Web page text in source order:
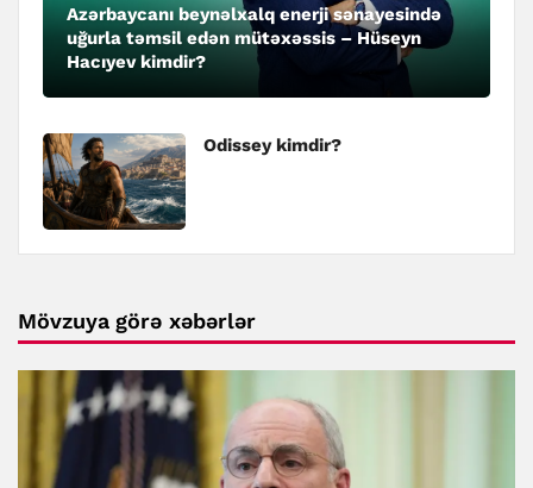
Azərbaycanı beynəlxalq enerji sənayesində
uğurla təmsil edən mütəxəssis – Hüseyn
Hacıyev kimdir?
Odissey kimdir?
Mövzuya görə xəbərlər